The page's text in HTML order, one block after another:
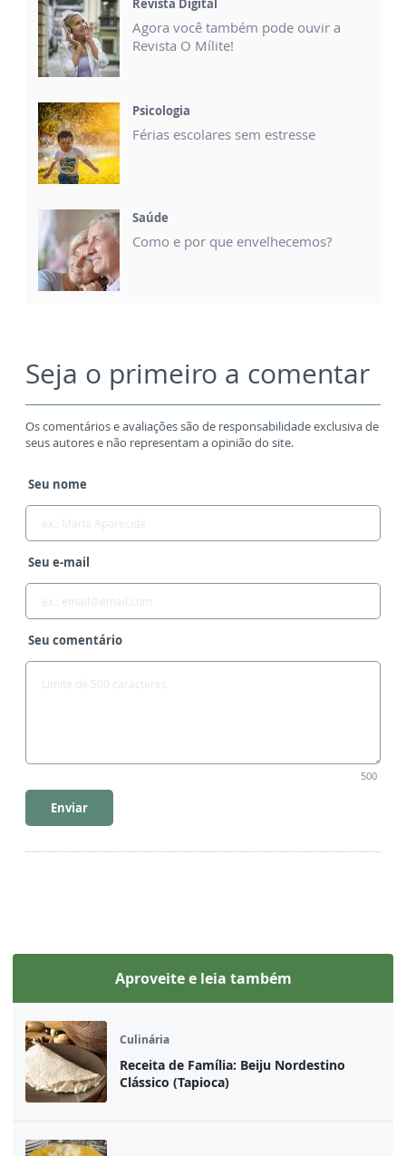
Revista Digital
Agora você também pode ouvir a
Revista O Mílite!
Psicologia
Férias escolares sem estresse
Saúde
Como e por que envelhecemos?
Seja o primeiro a comentar
Os comentários e avaliações são de responsabilidade exclusiva de
seus autores e não representam a opinião do site.
Seu nome
Seu e-mail
Seu comentário
500
Enviar
Aproveite e leia também
Culinária
Receita de Família: Beiju Nordestino
Clássico (Tapioca)